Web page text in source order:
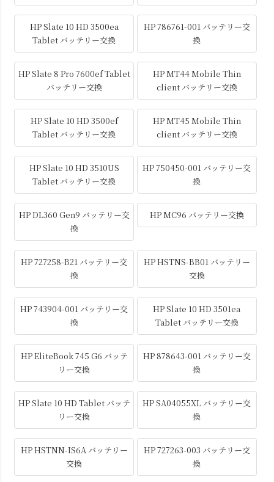
HP Slate 10 HD 3500ea
Tablet バッテリー交換
HP 786761-001 バッテリー交
換
HP Slate 8 Pro 7600ef Tablet
バッテリー交換
HP MT44 Mobile Thin
client バッテリー交換
HP Slate 10 HD 3500ef
Tablet バッテリー交換
HP MT45 Mobile Thin
client バッテリー交換
HP Slate 10 HD 3510US
Tablet バッテリー交換
HP 750450-001 バッテリー交
換
HP DL360 Gen9 バッテリー交
換
HP MC96 バッテリー交換
HP 727258-B21 バッテリー交
換
HP HSTNS-BB01 バッテリー
交換
HP 743904-001 バッテリー交
換
HP Slate 10 HD 3501ea
Tablet バッテリー交換
HP EliteBook 745 G6 バッテ
リー交換
HP 878643-001 バッテリー交
換
HP Slate 10 HD Tablet バッテ
リー交換
HP SA04055XL バッテリー交
換
HP HSTNN-IS6A バッテリー
交換
HP 727263-003 バッテリー交
換